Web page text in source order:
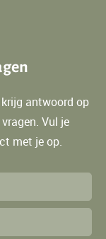
antwoord op
Vul je
met je op.